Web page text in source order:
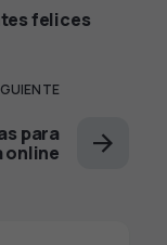
felices
para
online